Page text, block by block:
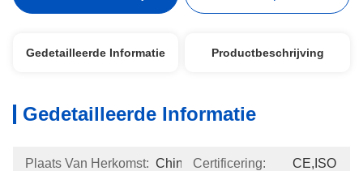
Gedetailleerde Informatie Productbeschrijving
Gedetailleerde Informatie
Plaats Van Herkomst: China Certificering: CE,ISO